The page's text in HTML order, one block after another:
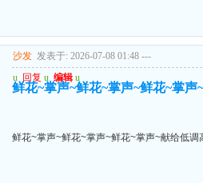
沙发 发表于: 2026-07-08 01:48 ---
u 回复 u 编辑 u
鲜花~掌声~鲜花~掌声~鲜花~掌声
鲜花~掌声~鲜花~掌声~鲜花~掌声~献给低调